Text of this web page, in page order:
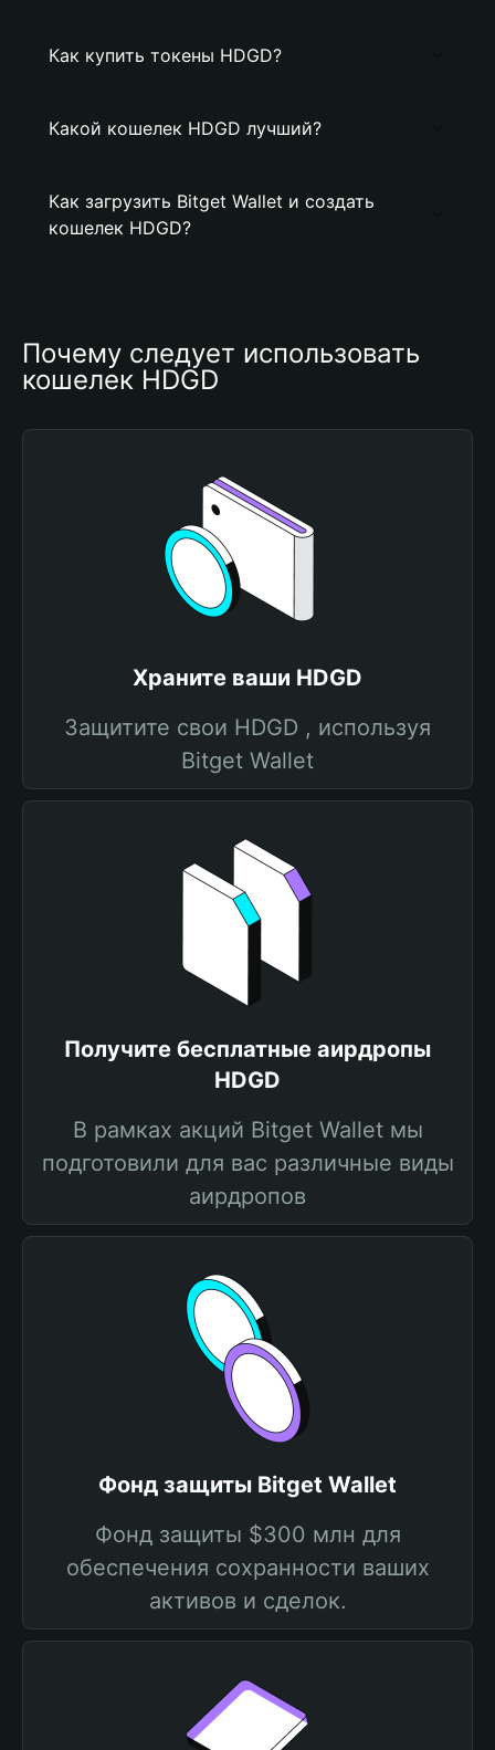
Как купить токены HDGD?
Какой кошелек HDGD лучший?
Как загрузить Bitget Wallet и создать
кошелек HDGD?
Почему следует использовать
кошелек HDGD
Храните ваши HDGD
Защитите свои HDGD , используя
Bitget Wallet
Получите бесплатные аирдропы
HDGD
В рамках акций Bitget Wallet мы
подготовили для вас различные виды
аирдропов
Фонд защиты Bitget Wallet
Фонд защиты $300 млн для
обеспечения сохранности ваших
активов и сделок.